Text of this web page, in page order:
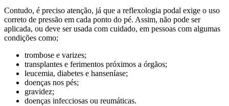
Contudo, é preciso atenção, já que a reflexologia podal exige o uso
correto de pressão em cada ponto do pé. Assim, não pode ser
aplicada, ou deve ser usada com cuidado, em pessoas com algumas
condições como;
trombose e varizes;
transplantes e ferimentos próximos a órgãos;
leucemia, diabetes e hanseníase;
doenças nos pés;
gravidez;
doenças infecciosas ou reumáticas.